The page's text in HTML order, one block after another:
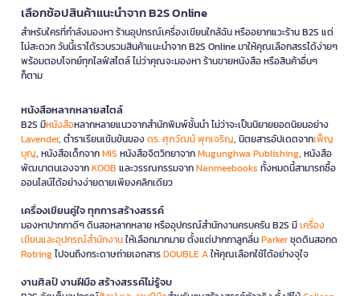
เลือกช้อปสินค้าแนะนำจาก B2S Online
สำหรับใครที่กำลังมองหา ร้านอุปกรณ์เครื่องเขียนใกล้ฉัน หรืออยากแวะร้าน B2S แต่
ไม่สะดวก วันนี้เราได้รวบรวมสินค้าแนะนำจาก B2S Online มาให้คุณเลือกสรรได้ง่ายๆ
พร้อมตอบโจทย์ทุกไลฟ์สไตล์ ไม่ว่าคุณจะมองหา ร้านขายหนังสือ หรือสินค้าอื่นๆ
ก็ตาม
หนังสือหลากหลายสไตล์
B2S มีหนังสือหลากหลายแนวจากสำนักพิมพ์ชั้นนำ ไม่ว่าจะเป็นนิยายยอดนิยมอย่าง
Lavender, ตำราเรียนเข้มข้นของดร. ศุภวัฒน์ พุกเจริญ, นิตยสารอัปเดตจากเพ็ญ
บุญ, หนังสือเด็กจากMIS หนังสือจิตวิทยาจากMugunghwa Publishing, หนังสือ
พัฒนาตนเองจากKOOB และวรรณกรรมจากNanmeebooks ทั้งหมดนี้สามารถซื้อ
ออนไลน์ได้อย่างง่ายดายเพียงคลิกเดียว
เครื่องเขียนคู่ใจ ทุกการสร้างสรรค์
มองหาปากกาดีๆ ดินสอหลากหลาย หรืออุปกรณ์สำนักงานครบครัน B2S มีเครื่อง
เขียนและอุปกรณ์สำนักงานให้เลือกมากมาย ตั้งแต่ปากกาลูกลื่นParkerชุดดินสอกด
Rotringไปจนถึงกระดาษถ่ายเอกสารDOUBLE Aให้คุณเลือกใช้ได้อย่างจุใจ
งานศิลป์ งานฝีมือ สร้างสรรค์ไม่รู้จบ